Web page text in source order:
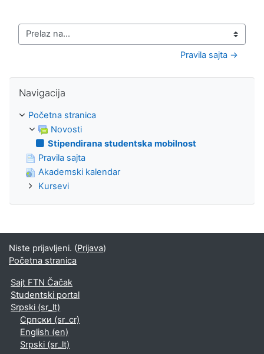
Prelaz na...
Pravila sajta →
Navigacija
Početna stranica
Novosti
Stipendirana studentska mobilnost
Pravila sajta
Akademski kalendar
Kursevi
Niste prijavljeni. (Prijava)
Početna stranica
Sajt FTN Čačak
Studentski portal
Srpski ‎(sr_lt)‎
Српски ‎(sr_cr)‎
English ‎(en)‎
Srpski ‎(sr_lt)‎